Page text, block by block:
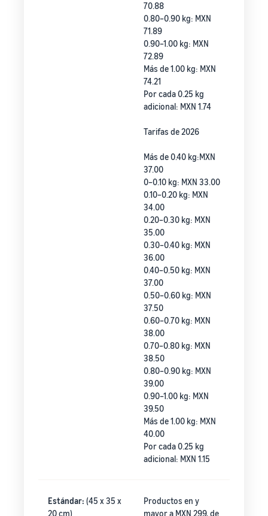
70.88
0.80–0.90 kg: MXN
71.89
0.90–1.00 kg: MXN
72.89
Más de 1.00 kg: MXN
74.21
Por cada 0.25 kg
adicional: MXN 1.74
Tarifas de 2026
Más de 0.40 kg:MXN
37.00
0–0.10 kg: MXN 33.00
0.10–0.20 kg: MXN
34.00
0.20–0.30 kg: MXN
35.00
0.30–0.40 kg: MXN
36.00
0.40–0.50 kg: MXN
37.00
0.50–0.60 kg: MXN
37.50
0.60–0.70 kg: MXN
38.00
0.70–0.80 kg: MXN
38.50
0.80–0.90 kg: MXN
39.00
0.90–1.00 kg: MXN
39.50
Más de 1.00 kg: MXN
40.00
Por cada 0.25 kg
adicional: MXN 1.15
Estándar: (45 x 35 x
20 cm)
Productos en y
mayor a MXN 299, de